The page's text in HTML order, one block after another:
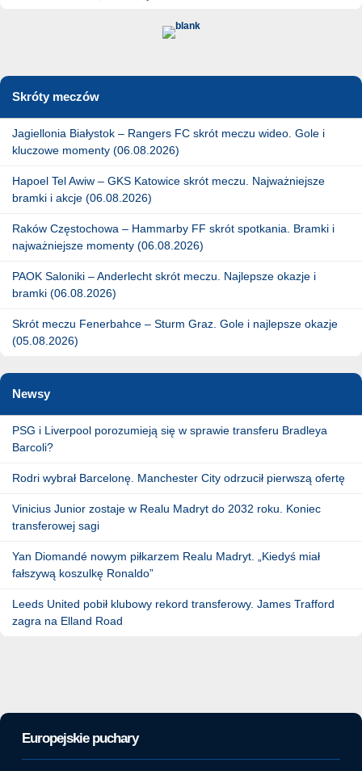
Skróty meczów
Jagiellonia Białystok – Rangers FC skrót meczu wideo. Gole i
kluczowe momenty (06.08.2026)
Hapoel Tel Awiw – GKS Katowice skrót meczu. Najważniejsze
bramki i akcje (06.08.2026)
Raków Częstochowa – Hammarby FF skrót spotkania. Bramki i
najważniejsze momenty (06.08.2026)
PAOK Saloniki – Anderlecht skrót meczu. Najlepsze okazje i
bramki (06.08.2026)
Skrót meczu Fenerbahce – Sturm Graz. Gole i najlepsze okazje
(05.08.2026)
Newsy
PSG i Liverpool porozumieją się w sprawie transferu Bradleya
Barcoli?
Rodri wybrał Barcelonę. Manchester City odrzucił pierwszą ofertę
Vinicius Junior zostaje w Realu Madryt do 2032 roku. Koniec
transferowej sagi
Yan Diomandé nowym piłkarzem Realu Madryt. „Kiedyś miał
fałszywą koszulkę Ronaldo”
Leeds United pobił klubowy rekord transferowy. James Trafford
zagra na Elland Road
Europejskie puchary